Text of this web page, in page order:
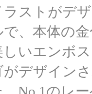
ラストがデ
で、本体の
しいエンボ
がデザイン